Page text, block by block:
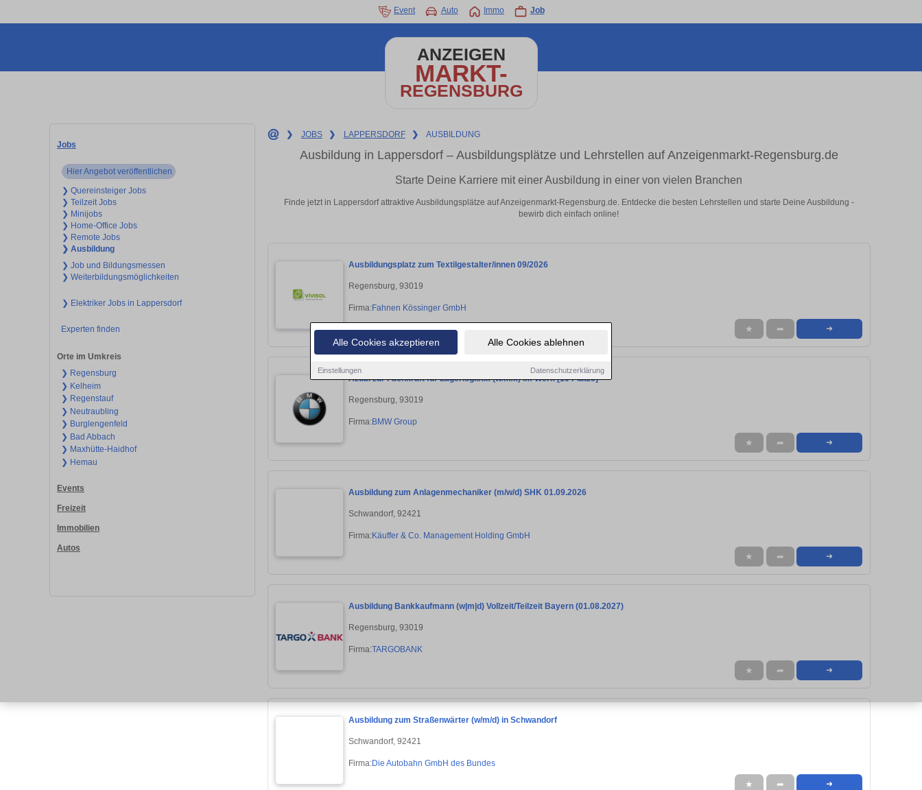
Alle Cookies akzeptieren Alle Cookies ablehnen
Einstellungen Datenschutzerklärung
Event Auto Immo Job
ANZEIGEN
MARKT-
REGENSBURG
Jobs
Hier Angebot veröffentlichen
❯ Quereinsteiger Jobs
❯ Teilzeit Jobs
❯ Minijobs
❯ Home-Office Jobs
❯ Remote Jobs
❯ Ausbildung
❯ Job und Bildungsmessen
❯ Weiterbildungsmöglichkeiten
❯ Elektriker Jobs in Lappersdorf
Experten finden
Orte im Umkreis
❯ Regensburg
❯ Kelheim
❯ Regenstauf
❯ Neutraubling
❯ Burglengenfeld
❯ Bad Abbach
❯ Maxhütte-Haidhof
❯ Hemau
Events
Freizeit
Immobilien
Autos
❯ JOBS ❯ LAPPERSDORF ❯ AUSBILDUNG
Ausbildung in Lappersdorf – Ausbildungsplätze und Lehrstellen auf Anzeigenmarkt-Regensburg.de
Starte Deine Karriere mit einer Ausbildung in einer von vielen Branchen
Finde jetzt in Lappersdorf attraktive Ausbildungsplätze auf Anzeigenmarkt-Regensburg.de. Entdecke die besten Lehrstellen und starte Deine Ausbildung -
bewirb dich einfach online!
Ausbildungsplatz zum Textilgestalter/innen 09/2026
Regensburg, 93019
Firma:Fahnen Kössinger GmbH
★ ➦ ➜
Azubi zur Fachkraft für Lagerlogistik (w/m/x) im Werk [10 Plätze]
Regensburg, 93019
Firma:BMW Group
★ ➦ ➜
Ausbildung zum Anlagenmechaniker (m/w/d) SHK 01.09.2026
Schwandorf, 92421
Firma:Käuffer & Co. Management Holding GmbH
★ ➦ ➜
Ausbildung Bankkaufmann (w|m|d) Vollzeit/Teilzeit Bayern (01.08.2027)
Regensburg, 93019
Firma:TARGOBANK
★ ➦ ➜
Ausbildung zum Straßenwärter (w/m/d) in Schwandorf
Schwandorf, 92421
Firma:Die Autobahn GmbH des Bundes
★ ➦ ➜